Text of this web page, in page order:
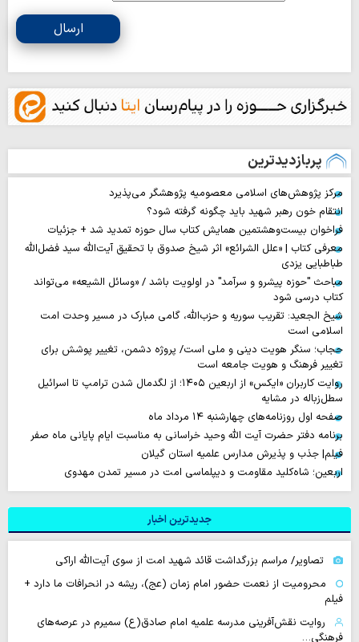
ارسال
پربازدیدترین
مرکز پژوهش‌های اسلامی معصومیه پژوهشگر می‌پذیرد
انتقام خون رهبر شهید باید چگونه گرفته شود؟
فراخوان بیست‌وهشتمین همایش کتاب سال حوزه تمدید شد + جزئیات
معرفی کتاب | «علل الشرائع» اثر شیخ صدوق با تحقیق آیت‌الله سید فضل‌الله
طباطبایی یزدی
مباحث "حوزه پیشرو و سرآمد" در اولویت باشد / «وسائل الشیعه» می‌تواند
کتاب درسی شود
شیخ الجعید: تقریب سوریه و حزب‌الله، گامی مبارک در مسیر وحدت امت
اسلامی است
حجاب؛ سنگر هویت دینی و ملی است/ پروژه دشمن، تغییر پوشش برای
تغییر فرهنگ و هویت جامعه است
روایت‌ کاربران «ایکس» از اربعین ۱۴۰۵؛ از لگدمال شدن ترامپ تا اسرائیل
سطل‌زباله‌ در مشایه
صفحه اول روزنامه‌های چهارشنبه ۱۴ مرداد ماه
برنامه دفتر حضرت آیت الله وحید خراسانی به مناسبت ایام پایانی ماه صفر
فیلم| جذب و پذیرش مدارس علمیه استان گیلان
اربعین؛ شاه‌کلید مقاومت و دیپلماسی امت در مسیر تمدن مهدوی
جدیدترین اخبار
تصاویر/ مراسم بزرگداشت قائد شهید امت از سوی آیت‌الله اراکی
محرومیت از نعمت حضور امام زمان (عج)، ریشه در انحرافات ما دارد +
فیلم
روایت نقش‌آفرینی مدرسه علمیه امام صادق(ع) سمیرم در عرصه‌های
فرهنگی…